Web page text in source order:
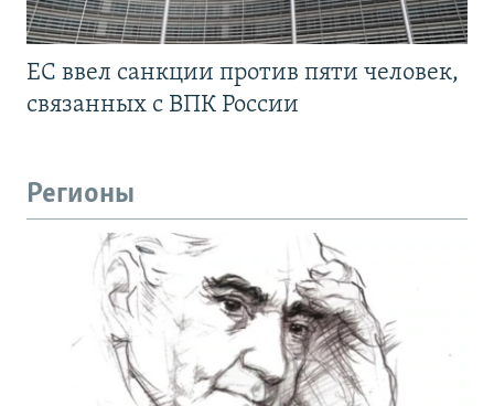
ЕС ввел санкции против пяти человек,
связанных с ВПК России
Регионы